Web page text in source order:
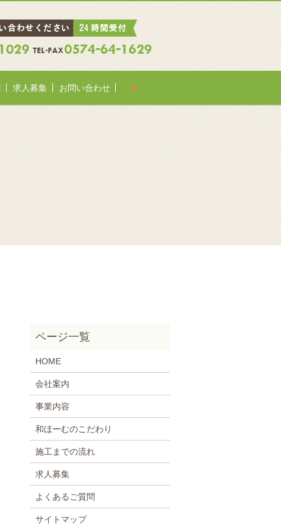
求人募集 お問い合わせ
HOME
会社案内
事業内容
和ほーむのこだわり
施工までの流れ
求人募集
よくあるご質問
サイトマップ